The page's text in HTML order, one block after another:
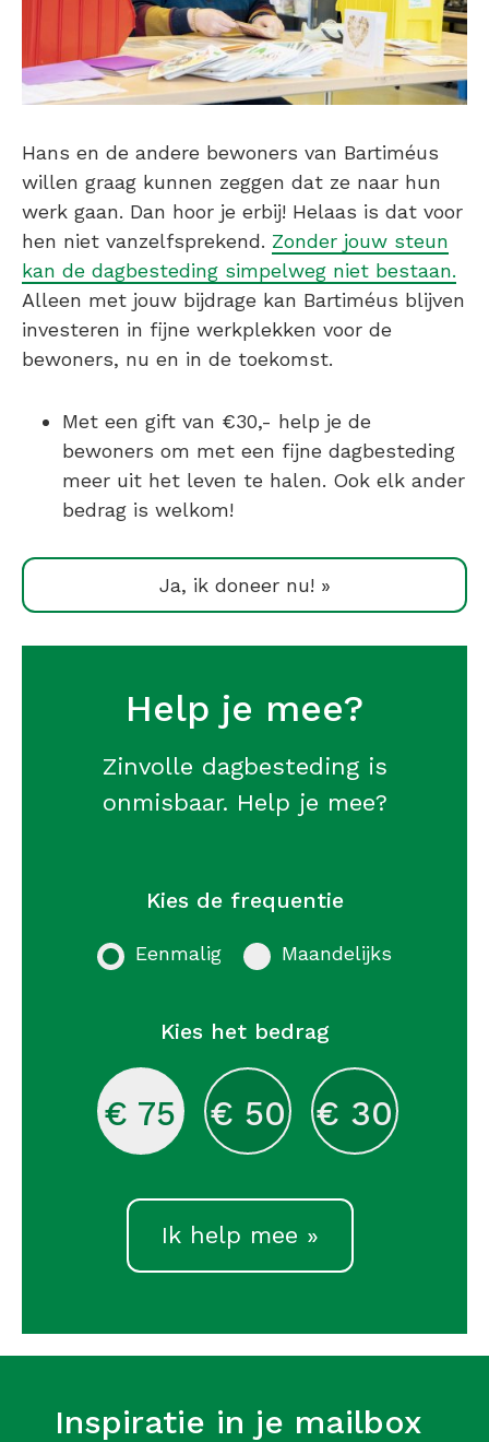
Hans en de andere bewoners van Bartiméus
willen graag kunnen zeggen dat ze naar hun
werk gaan. Dan hoor je erbij! Helaas is dat voor
hen niet vanzelfsprekend. Zonder jouw steun
kan de dagbesteding simpelweg niet bestaan.
Alleen met jouw bijdrage kan Bartiméus blijven
investeren in fijne werkplekken voor de
bewoners, nu en in de toekomst.
Met een gift van €30,- help je de
bewoners om met een fijne dagbesteding
meer uit het leven te halen. Ook elk ander
bedrag is welkom!
Ja, ik doneer nu! »
Help je mee?
Zinvolle dagbesteding is
onmisbaar. Help je mee?
Kies de frequentie
Eenmalig Maandelijks
Kies het bedrag
€ 75 € 50 € 30
Ik help mee »
Inspiratie in je mailbox